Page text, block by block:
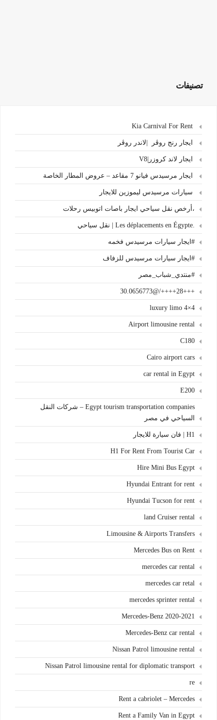
تصنيفات
ايجار رنج روڤر |لاندر روڤر
ايجار لاند كروزر|V8
ايجار مرسيدس فيانو 7 مقاعد – عروض المطار الخاصة
سيارات مرسيدس ليموزين للايجار
،أرخص نقل سياحي ايجار باصات اتوبيس رحلات
.Les déplacements en Égypte | نقل سياحي
#ايجار سيارات مرسيدس فخمه
#ايجار سيارات مرسيدس للزفاف
#منتدي_شباب_مصر
+++28++++/@30.0656773
4×4 luxury limo
Airport limousine rental
C180
Cairo airport cars
car rental in Egypt
E200
Egypt tourism transportation companies – شركات النقل
السياحي في مصر
H1 | فان سيارة للايجار
H1 For Rent From Tourist Car
Hire Mini Bus Egypt
Hyundai Entrant for rent
Hyundai Tucson for rent
land Cruiser rental
Limousine & Airports Transfers
Mercedes Bus on Rent
mercedes car rental
mercedes car retal
mercedes sprinter rental
Mercedes-Benz 2020-2021
Mercedes-Benz car rental
Nissan Patrol limousine rental
Nissan Patrol limousine rental for diplomatic transport
re
Rent a cabriolet – Mercedes
Rent a Family Van in Egypt